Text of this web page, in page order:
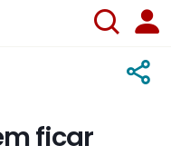
ficar